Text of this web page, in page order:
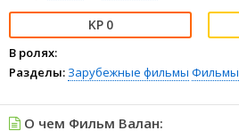
0
В ролях:
Разделы: Зарубежные фильмы Фильмы
О чем Фильм Валан: